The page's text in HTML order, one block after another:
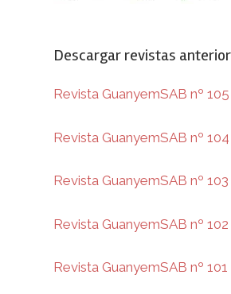
Descargar revistas
Revista GuanyemSAB nº 105
Revista GuanyemSAB nº 104
Revista GuanyemSAB nº 103
Revista GuanyemSAB nº 102
Revista GuanyemSAB nº 101